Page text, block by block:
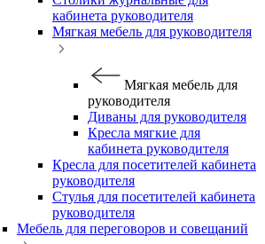
кабинета руководителя
Мягкая мебель для руководителя
Мягкая мебель для
руководителя
Диваны для руководителя
Кресла мягкие для
кабинета руководителя
Кресла для посетителей кабинета
руководителя
Стулья для посетителей кабинета
руководителя
Мебель для переговоров и совещаний